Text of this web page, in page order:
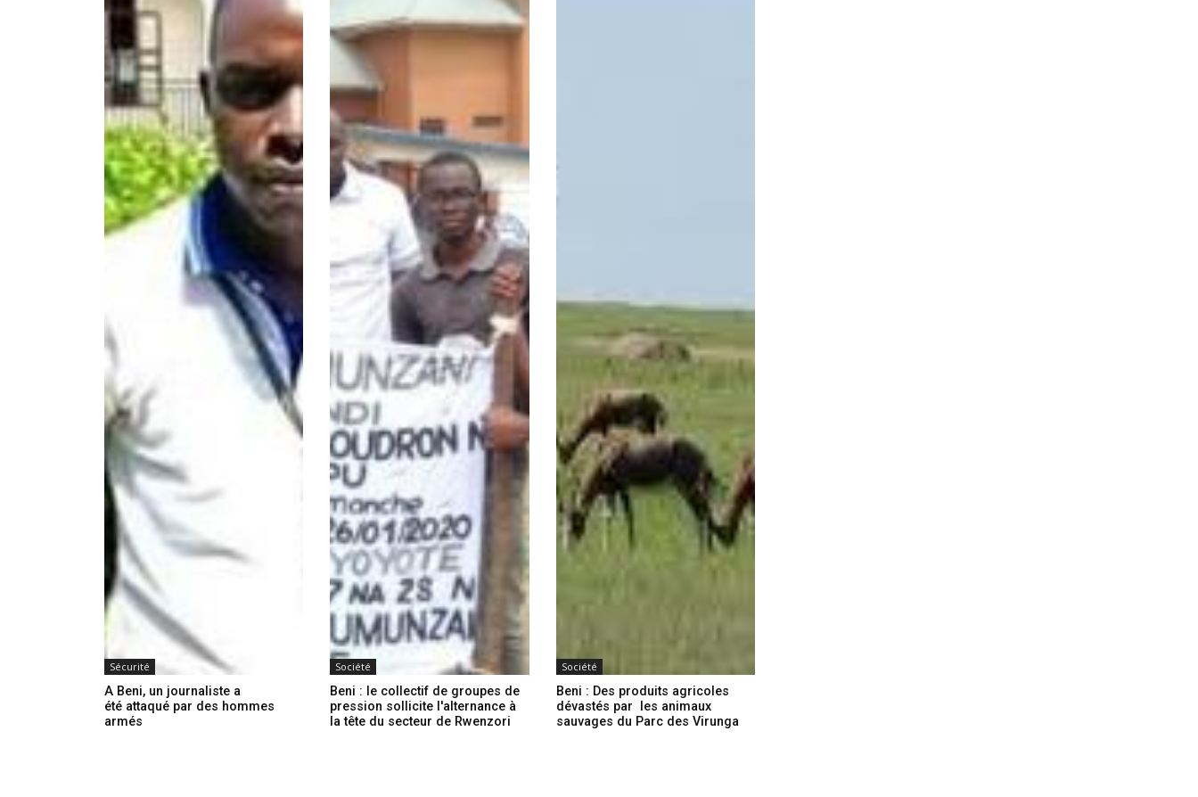
Sécurité
A Beni, un journaliste a
été attaqué par des hommes
armés
Société
Beni : le collectif de groupes de
pression sollicite l'alternance à
la tête du secteur de Rwenzori
Société
Beni : Des produits agricoles
dévastés par les animaux
sauvages du Parc des Virunga